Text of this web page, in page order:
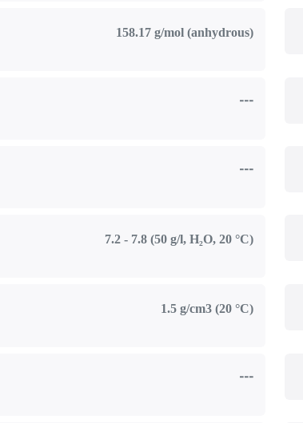
158.17 g/mol (anhydrous)
---
---
7.2 - 7.8 (50 g/l, H₂O, 20 °C)
1.5 g/cm3 (20 °C)
---